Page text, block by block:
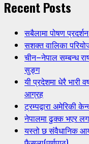
Recent Posts
सबैलामा पोषण
सशक्त वालिका
चीन–नेपाल सम्बन्ध
सुङ्ग
यी प्रदेशमा धेरै भारी
आग्रह
ट्रम्पद्वारा अमेरिकी
नेपालमा ढुक्क भएर
यस्तो छ संवैधानिक